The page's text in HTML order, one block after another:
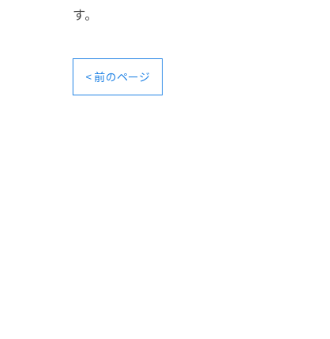
す。
< 前のページ